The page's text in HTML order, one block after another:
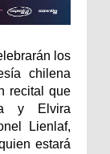
los
chilena
recital que
y Elvira
Lienlaf,
estará